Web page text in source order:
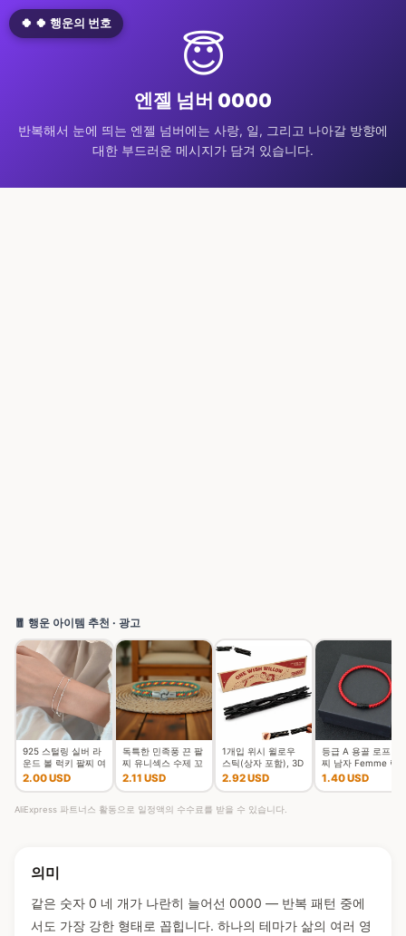
😇
엔젤 넘버 0000
반복해서 눈에 띄는 엔젤 넘버에는 사랑, 일, 그리고 나아갈 방향에
대한 부드러운 메시지가 담겨 있습니다.
🧧 행운 아이템 추천 · 광고
925 스털링 실버 라
운드 볼 럭키 팔찌 여
성 더블 레이어 스네
이크 체인 핫 최고 품
2.00 USD
독특한 민족풍 끈 팔
찌 유니섹스 수제 꼬
임 행운의 실 커플 팔
2.11 USD
1개입 위시 윌로우
스틱(상자 포함), 3D
프린팅된 소원을 담
2.92 USD
등급 A 용골 로프 팔
찌 남자 Femme 럭
키 레드 스레드
Braclet 유치 Mirco
1.40 USD
AliExpress 파트너스 활동으로 일정액의 수수료를 받을 수 있습니다.
의미
같은 숫자 0 네 개가 나란히 늘어선 0000 — 반복 패턴 중에
서도 가장 강한 형태로 꼽힙니다. 하나의 테마가 삶의 여러 영
🍀 🍀 행운의 번호